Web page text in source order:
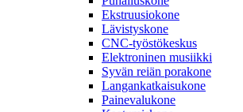
Ekstruusiokone
Lävistyskone
CNC-työstökeskus
Elektroninen musiikki
Syvän reiän porakone
Langankatkaisukone
Painevalukone